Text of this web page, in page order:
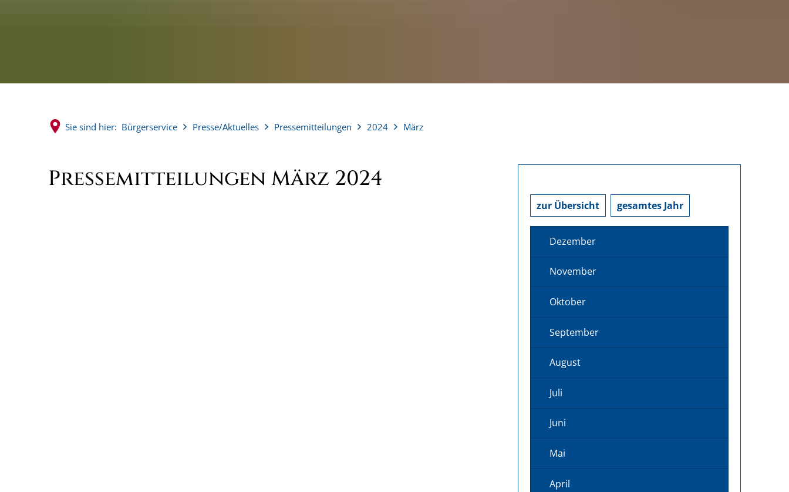
Sie sind hier: Bürgerservice Presse/Aktuelles Pressemitteilungen 2024 März
Pressemitteilungen März 2024
zur Übersicht gesamtes Jahr
Dezember
November
Oktober
September
August
Juli
Juni
Mai
April